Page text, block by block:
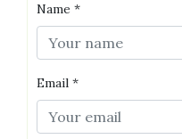
Name *
Email *